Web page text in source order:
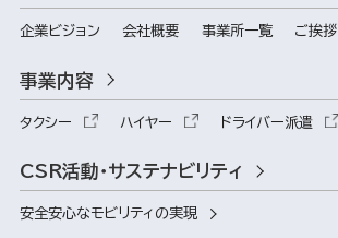
企業ビジョン 会社概要 事業所一覧 ご挨拶
事業内容
タクシー ハイヤー ドライバー派遣
CSR活動・サステナビリティ
安全安心なモビリティの実現